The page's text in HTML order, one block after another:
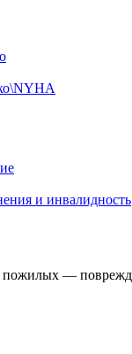
и инвалидность
—